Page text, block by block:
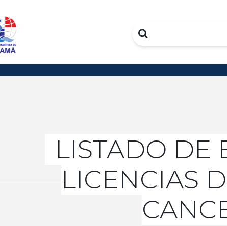
Search
LISTADO DE
LICENCIAS